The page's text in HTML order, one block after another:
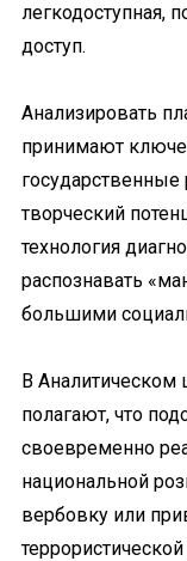
легкодоступная,
доступ.
Анализировать
принимают
творческий
технология
распознавать
большими
В Аналитическом
полагают, что
своевременно
национальной
вербовку или